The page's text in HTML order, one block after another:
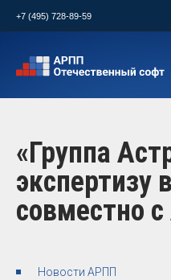
+7 (495) 728-89-59
«Группа
экспертизу
совместно
Новости АРПП